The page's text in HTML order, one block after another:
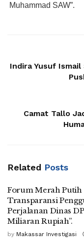
Muhammad SAW”.
Indira Yusuf Ismail
Camat Tallo
Related Posts
Forum Merah Putih
Transparansi
Perjalanan Dinas
Miliaran Rupiah”.
by Makassar Investigasi